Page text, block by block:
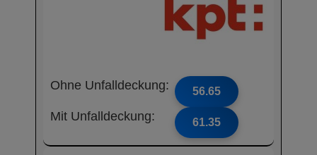
Ohne Unfalldeckung: 56.65
Mit Unfalldeckung: 61.35